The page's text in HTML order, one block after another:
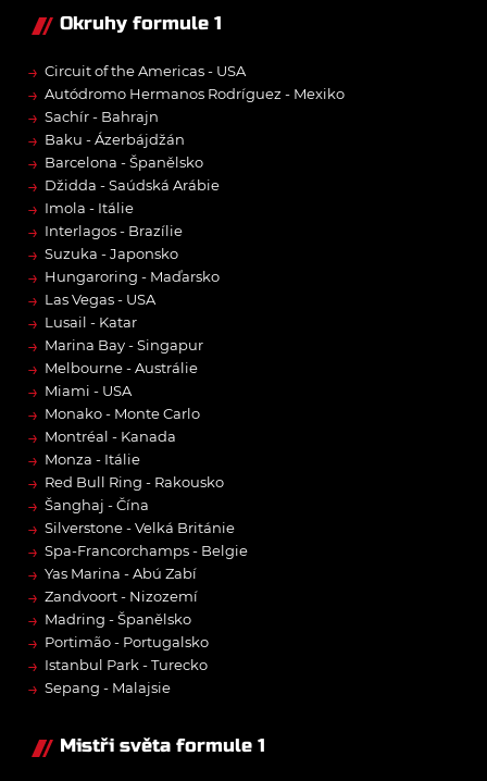
Okruhy formule 1
→ Circuit of the Americas - USA
→ Autódromo Hermanos Rodríguez - Mexiko
→ Sachír - Bahrajn
→ Baku - Ázerbájdžán
→ Barcelona - Španělsko
→ Džidda - Saúdská Arábie
→ Imola - Itálie
→ Interlagos - Brazílie
→ Suzuka - Japonsko
→ Hungaroring - Maďarsko
→ Las Vegas - USA
→ Lusail - Katar
→ Marina Bay - Singapur
→ Melbourne - Austrálie
→ Miami - USA
→ Monako - Monte Carlo
→ Montréal - Kanada
→ Monza - Itálie
→ Red Bull Ring - Rakousko
→ Šanghaj - Čína
→ Silverstone - Velká Británie
→ Spa-Francorchamps - Belgie
→ Yas Marina - Abú Zabí
→ Zandvoort - Nizozemí
→ Madring - Španělsko
→ Portimão - Portugalsko
→ Istanbul Park - Turecko
→ Sepang - Malajsie
Mistři světa formule 1